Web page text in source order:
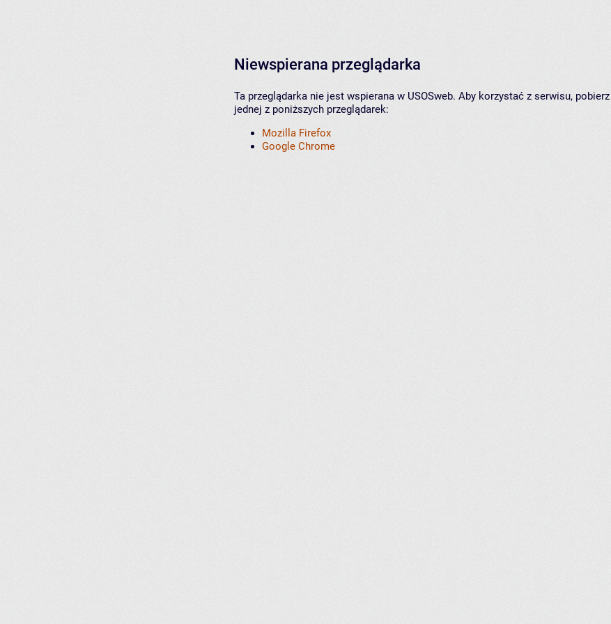
Niewspierana przeglądarka
Ta przeglądarka nie jest wspierana w USOSweb. Aby korzystać z serwisu,
jednej z poniższych przeglądarek:
Mozilla Firefox
Google Chrome